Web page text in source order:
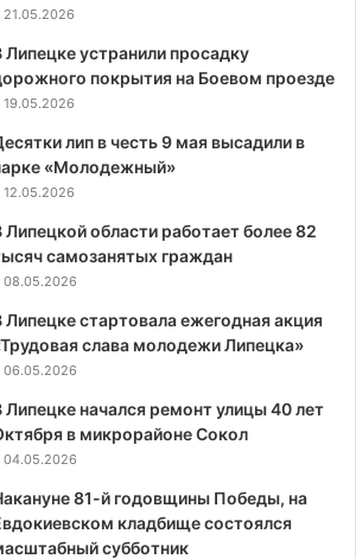
21.05.2026
Липецке устранили просадку
покрытия на Боевом проезде
19.05.2026
лип в честь 9 мая высадили в
«Молодежный»
12.05.2026
Липецкой области работает более 82
самозанятых граждан
08.05.2026
Липецке стартовала ежегодная акция
слава молодежи Липецка»
06.05.2026
Липецке начался ремонт улицы 40 лет
в микрорайоне Сокол
04.05.2026
81-й годовщины Победы, на
кладбище состоялся
субботник